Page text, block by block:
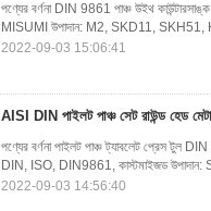
পণ্যের বর্ণনা DIN 9861 পাঞ্চ উইথ
MISUMI উপাদান: M2, SKD11, SKH51,
2022-09-03 15:06:41
AISI DIN পাইলট পাঞ্চ সেট রাউন্ড হেড
পণ্যের বর্ণনা পাইলট পাঞ্চ ট্যাবলেট প্রেস টুল
DIN, ISO, DIN9861, কাস্টমাইজড
2022-09-03 14:56:40